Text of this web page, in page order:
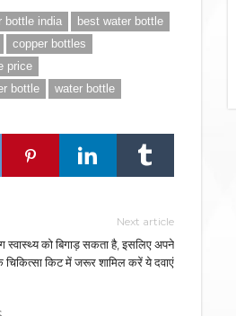
bottle india
best water bottle
copper bottles
price
bottle water bottle
Next article
को बिगाड़ सकता है, इसलिए अपने
चिकित्सा किट में जरूर शामिल करें ये दवाएं